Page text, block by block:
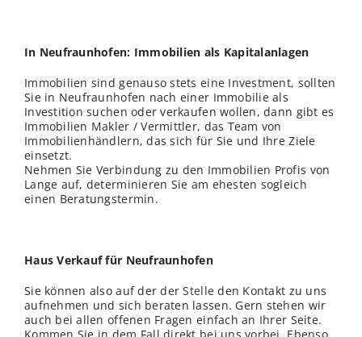
In Neufraunhofen: Immobilien als Kapitalanlagen
Immobilien sind genauso stets eine Investment, sollten
Sie in Neufraunhofen nach einer Immobilie als
Investition suchen oder verkaufen wollen, dann gibt es
Immobilien Makler / Vermittler, das Team von
Immobilienhändlern, das sich für Sie und Ihre Ziele
einsetzt.
Nehmen Sie Verbindung zu den Immobilien Profis von
Lange auf, determinieren Sie am ehesten sogleich
einen Beratungstermin.
Haus Verkauf für Neufraunhofen
Sie können also auf der derStelle den Kontakt zu uns
aufnehmen und sich beraten lassen. Gern stehen wir
auch bei allen offenen Fragen einfach an Ihrer Seite.